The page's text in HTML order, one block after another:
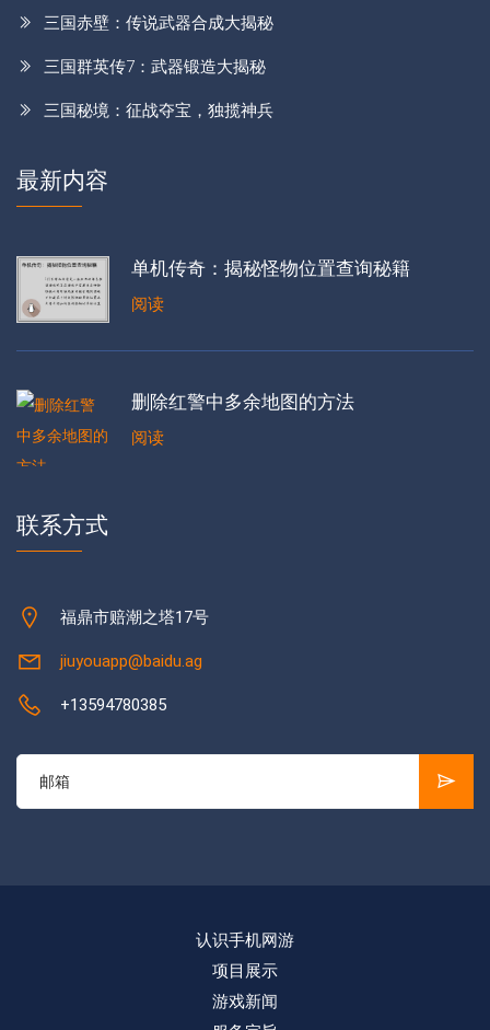
三国赤壁：传说武器合成大揭秘
三国群英传7：武器锻造大揭秘
三国秘境：征战夺宝，独揽神兵
最新内容
单机传奇：揭秘怪物位置查询秘籍
阅读
删除红警中多余地图的方法
阅读
联系方式
福鼎市赔潮之塔17号
jiuyouapp@baidu.ag
+13594780385
认识手机网游
项目展示
游戏新闻